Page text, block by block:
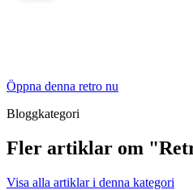
Öppna denna retro nu
Bloggkategori
Fler artiklar om
Visa alla artiklar i denna kategori